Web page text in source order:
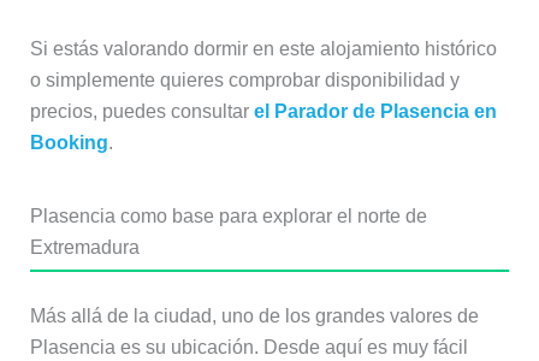
Si estás valorando dormir en este alojamiento histórico
o simplemente quieres comprobar disponibilidad y
precios, puedes consultar el Parador de Plasencia en
Booking.
Plasencia como base para explorar el norte de
Extremadura
Más allá de la ciudad, uno de los grandes valores de
Plasencia es su ubicación. Desde aquí es muy fácil